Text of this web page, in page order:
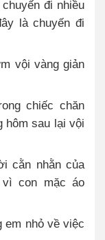
đi nhiều
là chuyến đi
vội vàng giản
chiếc chăn
hôm sau lại vội
cằn nhằn của
con mặc áo
nhỏ về việc